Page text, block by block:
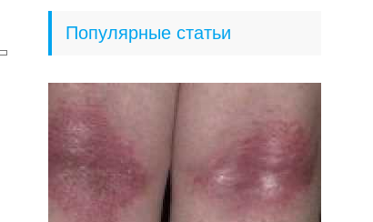
Популярные статьи